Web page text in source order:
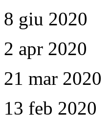
8 giu 2020
2 apr 2020
21 mar 2020
13 feb 2020